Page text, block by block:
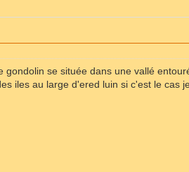
gondolin se située dans une vallé
iles au large d'ered luin si c'est le cas